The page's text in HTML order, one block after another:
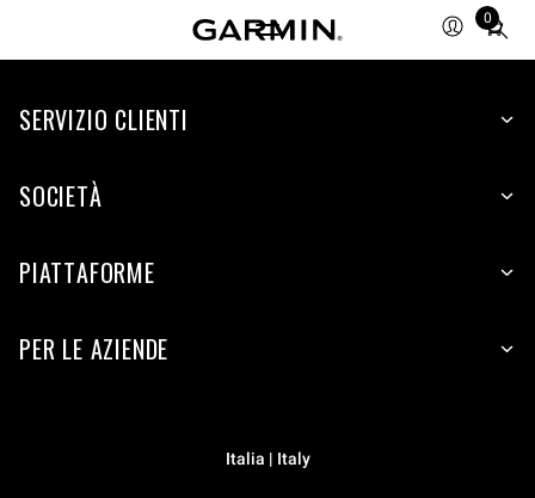
0
Total
items
cart:
SERVIZIO CLIENTI
SOCIETÀ
PIATTAFORME
PER LE AZIENDE
Italia | Italy